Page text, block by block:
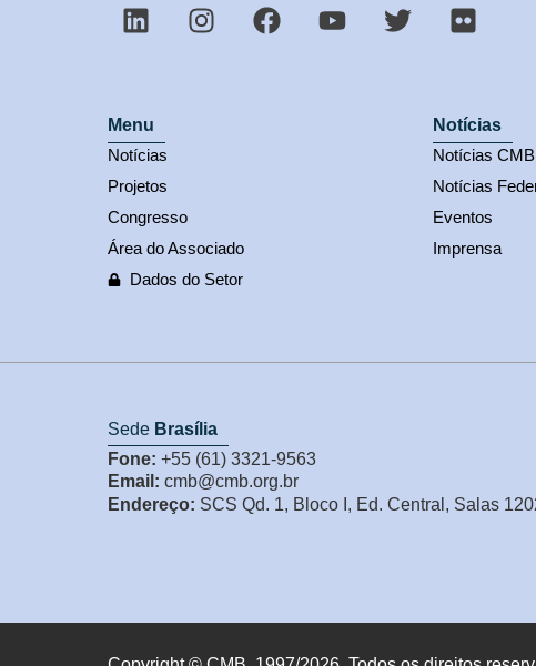
Menu
Notícias
Projetos
Congresso
Área do Associado
Dados do Setor
Notícias
Notícias CMB
Notícias
Eventos
Imprensa
Sede Brasília
Fone: +55 (61) 3321-9563
Email: cmb@cmb.org.br
Endereço: SCS Qd. 1, Bloco I, Ed. Central, Salas